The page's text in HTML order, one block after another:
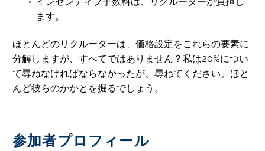
ます。
ほとんどのリクルーターは、価格設定をこれらの要素に
分解しますが、すべてではありません？私は20%につい
て尋ねなければならなかったが、尋ねてください。ほと
んど彼らのかかとを掘るでしょう。
参加者プロフィール